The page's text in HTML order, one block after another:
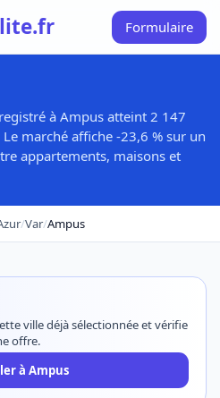
Formulaire
à Ampus atteint 2 147
marché affiche -23,6 % sur un
appartements, maisons et
/Var/Ampus
ville déjà sélectionnée et vérifie
offre.
à Ampus